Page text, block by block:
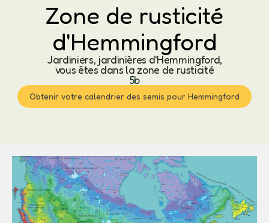
Zone de rusticité
d'Hemmingford
Jardiniers, jardinières d'Hemmingford,
vous êtes dans la zone de rusticité
5b
Obtenir votre calendrier des semis pour Hemmingford